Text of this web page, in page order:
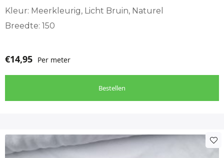
Kleur: Meerkleurig, Licht Bruin, Naturel
Breedte: 150
€14,95 Per meter
Bestellen